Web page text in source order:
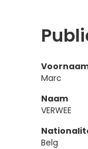
Marc
Naam
VERWEE
Belg